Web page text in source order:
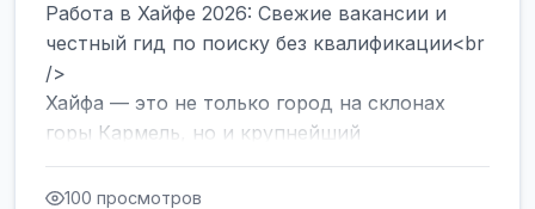
Работа в Хайфе 2026: Свежие вакансии и
честный гид по поиску без квалификации<br
/>
Хайфа — это не только город на склонах
горы Кармель, но и крупнейший
промышленный и логистический хаб
Израиля. Если...
100 просмотров